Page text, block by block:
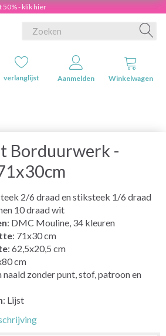
50% - klik hier
verlanglijst Aanmelden Winkelwagen
Borduurwerk -
2/6 draad en stiksteek 1/6 draad
10 draad wit
: DMC Mouline, 34 kleuren
: 71x30 cm
: 62,5x20,5 cm
cm
naald zonder punt, stof, patroon en
: Lijst